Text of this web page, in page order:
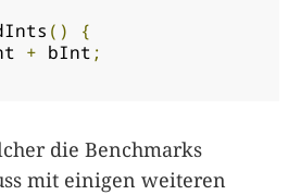
()
{
+ bInt ;
die Benchmarks
mit einigen weiteren